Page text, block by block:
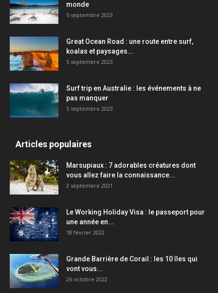
monde
5 septembre 2023
Great Ocean Road : une route entre surf,
koalas et paysages...
5 septembre 2023
Surf trip en Australie : les événements à ne
pas manquer
5 septembre 2023
Articles populaires
Marsupiaux : 7 adorables créatures dont
vous allez faire la connaissance...
2 septembre 2021
Le Working Holiday Visa : le passeport pour
une année en...
18 février 2022
Grande Barrière de Corail : les 10 îles qui
vont vous...
26 octobre 2022